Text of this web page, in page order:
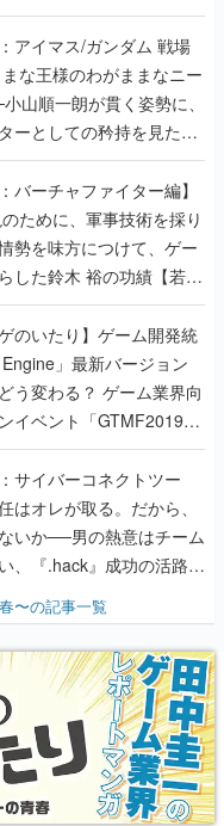
イマス/ガンダム 戦場
な王様のわがままなニー
山順一朗が貫く姿勢に、
ーとしての矜持を見た
終回】
バーチャファイター編】
のために、軍事技術を採り
勢を味方につけて、ゲー
した鈴木 裕の功績【若ゲ
のいたり】ゲーム開発統
」最新バージョン
う変わる？ ゲーム業界向
イベント「GTMF2019」
解を深めよう【PR】
サイバーコネクトツー
はオレが取る。だから、
いか──男の熱意はチーム
、『.hack』成功の活路を
色だった【若ゲのいた
〜の記事一覧